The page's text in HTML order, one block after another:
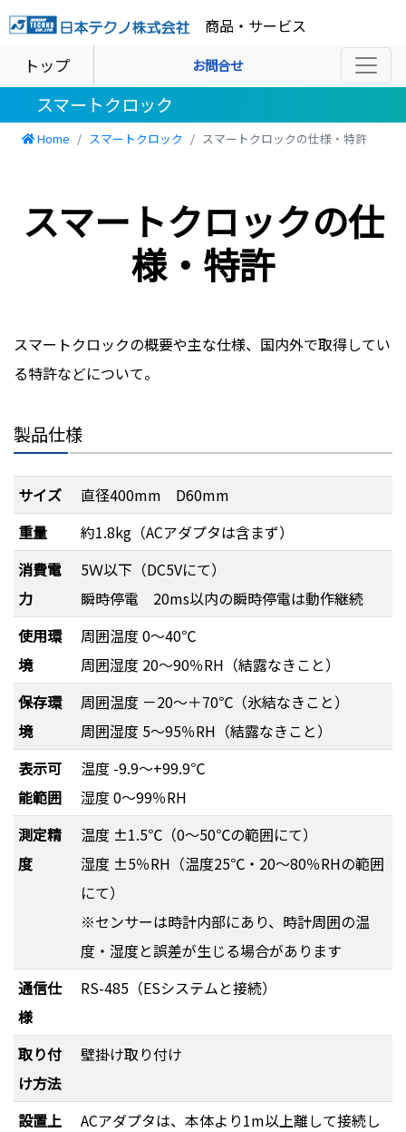
商品・サービス
トップ お問合せ
スマートクロック
Home スマートクロック スマートクロックの仕様・特許
スマートクロックの仕
様・特許
スマートクロックの概要や主な仕様、国内外で取得してい
る特許などについて。
製品仕様
サイズ
直径400mm D60mm
重量
約1.8kg（ACアダプタは含まず）
消費電
力
5Ｗ以下（DC5Vにて）
瞬時停電 20ms以内の瞬時停電は動作継続
使用環
境
周囲温度 0～40℃
周囲湿度 20～90％RH（結露なきこと）
保存環
境
周囲温度 －20～＋70℃（氷結なきこと）
周囲湿度 5～95％RH（結露なきこと）
表示可
能範囲
温度 -9.9～+99.9℃
湿度 0～99％RH
測定精
度
温度 ±1.5℃（0～50℃の範囲にて）
湿度 ±5％RH（温度25℃・20～80％RHの範囲
にて）
※センサーは時計内部にあり、時計周囲の温
度・湿度と誤差が生じる場合があります
通信仕
様
RS-485（ESシステムと接続）
取り付
け方法
壁掛け取り付け
設置上
ACアダプタは、本体より1m以上離して接続し